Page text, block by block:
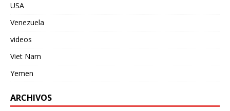
USA
Venezuela
videos
Viet Nam
Yemen
ARCHIVOS